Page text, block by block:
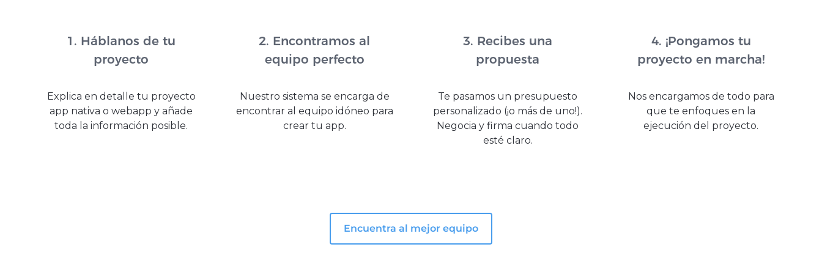
1. Háblanos de tu
proyecto
Explica en detalle tu proyecto
app nativa o webapp y añade
toda la información posible.
2. Encontramos al
equipo perfecto
Nuestro sistema se encarga de
encontrar al equipo idóneo para
crear tu app.
3. Recibes una
propuesta
Te pasamos un presupuesto
personalizado (¡o más de uno!).
Negocia y firma cuando todo
esté claro.
4. ¡Pongamos tu
proyecto en marcha!
Nos encargamos de todo para
que te enfoques en la
ejecución del proyecto.
Encuentra al mejor equipo